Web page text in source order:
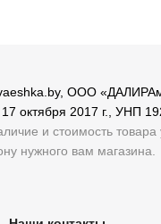
ООО
17 октября 2017 г., УНП
и стоимость товара
нужного вам магазина.